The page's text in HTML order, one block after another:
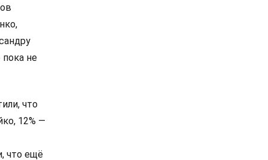
не
что
12% —
что ещё